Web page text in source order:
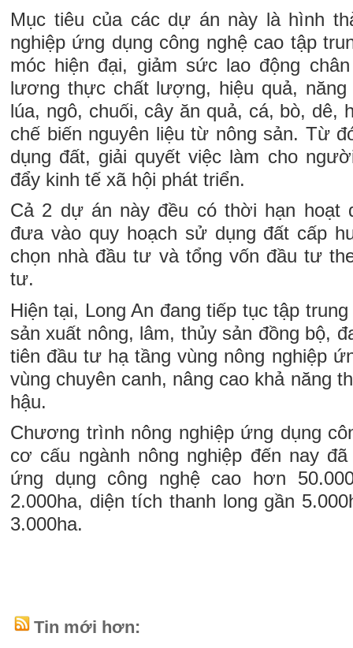
Mục tiêu của các dự án này là hình
nghiệp ứng dụng công nghệ cao tập
móc hiện đại, giảm sức lao động
lương thực chất lượng, hiệu quả,
lúa, ngô, chuối, cây ăn quả, cá, bò, dê,
chế biến nguyên liệu từ nông sản. Từ
dụng đất, giải quyết việc làm cho
đẩy kinh tế xã hội phát triển.
Cả 2 dự án này đều có thời hạn hoạt
đưa vào quy hoạch sử dụng đất cấp
chọn nhà đầu tư và tổng vốn đầu tư
tư.
Hiện tại, Long An đang tiếp tục tập
sản xuất nông, lâm, thủy sản đồng bộ,
tiên đầu tư hạ tầng vùng nông nghiệp
vùng chuyên canh, nâng cao khả năng
hậu.
Chương trình nông nghiệp ứng dụng
cơ cấu ngành nông nghiệp đến nay
ứng dụng công nghệ cao hơn
2.000ha, diện tích thanh long gần
3.000ha.
Tin mới hơn: